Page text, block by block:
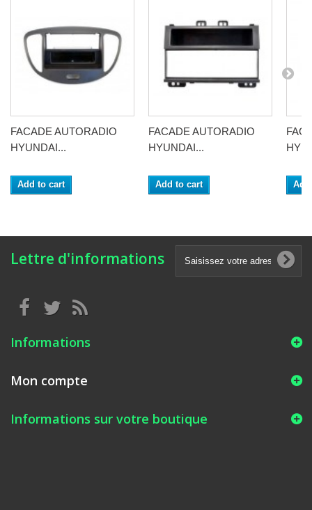
FACADE AUTORADIO
HYUNDAI...
Add to cart
FACADE AUTORADIO
HYUNDAI...
Add to cart
Lettre d'informations
Informations
Mon compte
Informations sur votre boutique